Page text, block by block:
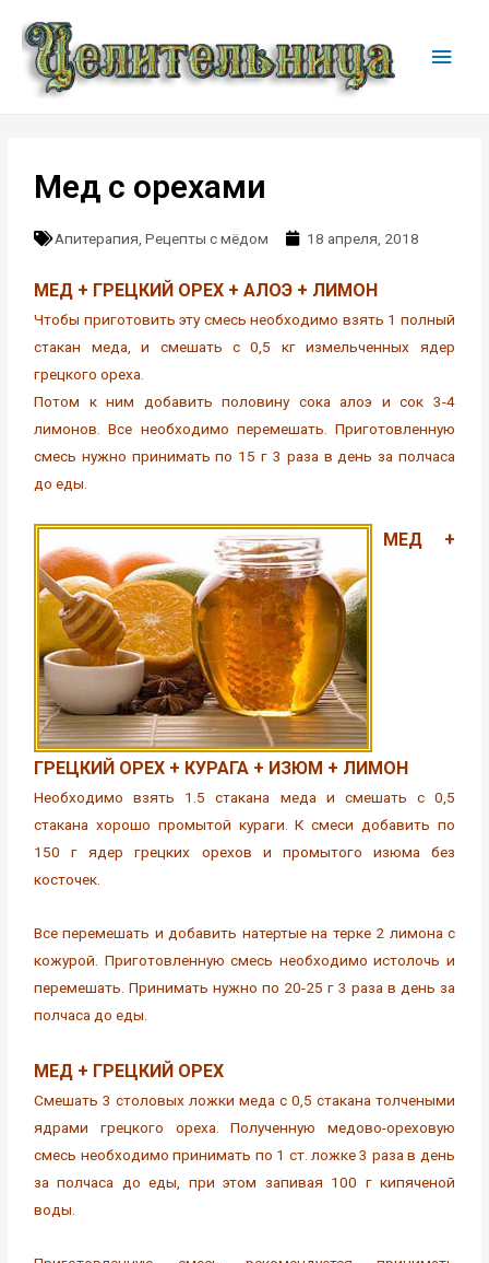
Мед с орехами
Апитерапия ,Рецепты с мёдом 18 апреля, 2018
МЕД + ГРЕЦКИЙ ОРЕХ + АЛОЭ + ЛИМОН
Чтобы приготовить эту смесь необходимо взять 1 полный
стакан меда, и смешать с 0,5 кг измельченных ядер
грецкого ореха.
Потом к ним добавить половину сока алоэ и сок 3-4
лимонов. Все необходимо перемешать. Приготовленную
смесь нужно принимать по 15 г 3 раза в день за полчаса
до еды.
МЕД +
ГРЕЦКИЙ ОРЕХ + КУРАГА + ИЗЮМ + ЛИМОН
Необходимо взять 1.5 стакана меда и смешать с 0,5
стакана хорошо промытой кураги. К смеси добавить по
150 г ядер грецких орехов и промытого изюма без
косточек.
Все перемешать и добавить натертые на терке 2 лимона с
кожурой. Приготовленную смесь необходимо истолочь и
перемешать. Принимать нужно по 20-25 г 3 раза в день за
полчаса до еды.
МЕД + ГРЕЦКИЙ ОРЕХ
Смешать 3 столовых ложки меда с 0,5 стакана толчеными
ядрами грецкого ореха. Полученную медово-ореховую
смесь необходимо принимать по 1 ст. ложке 3 раза в день
за полчаса до еды, при этом запивая 100 г кипяченой
воды.